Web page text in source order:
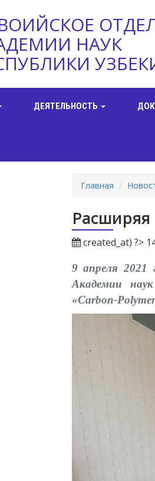
НАУК
ДЕЯТЕЛЬНОСТЬ
Главная
created_at) ?>
9 апреля 2021
Академии
«Carbon-